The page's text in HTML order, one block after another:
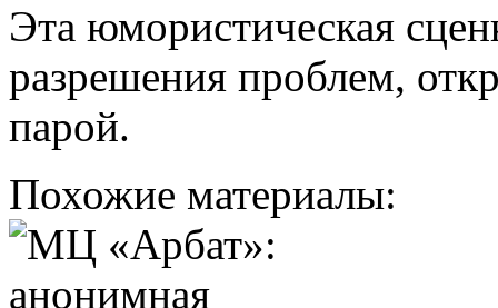
Эта юмористическая
разрешения проблем,
парой.
Похожие материалы: